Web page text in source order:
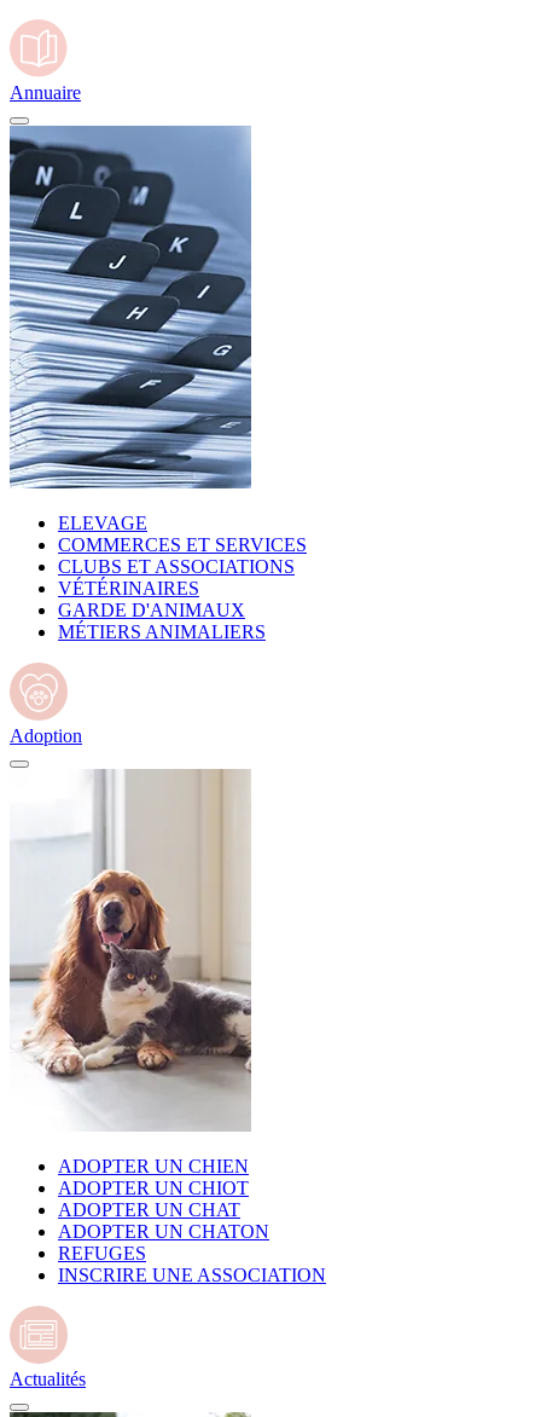
Annuaire
ELEVAGE
COMMERCES ET SERVICES
CLUBS ET ASSOCIATIONS
VÉTÉRINAIRES
GARDE D'ANIMAUX
MÉTIERS ANIMALIERS
Adoption
ADOPTER UN CHIEN
ADOPTER UN CHIOT
ADOPTER UN CHAT
ADOPTER UN CHATON
REFUGES
INSCRIRE UNE ASSOCIATION
Actualités